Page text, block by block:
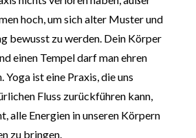
hoch, um sich alter Muster und
bewusst zu werden. Dein Körper
einen Tempel darf man ehren
Yoga ist eine Praxis, die uns
Fluss zurückführen kann,
alle Energien in unseren Körpern
zu bringen.